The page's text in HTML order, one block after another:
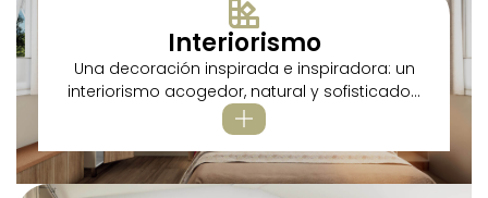
Interiorismo
Una decoración inspirada e inspiradora: un
interiorismo acogedor, natural y sofisticado...